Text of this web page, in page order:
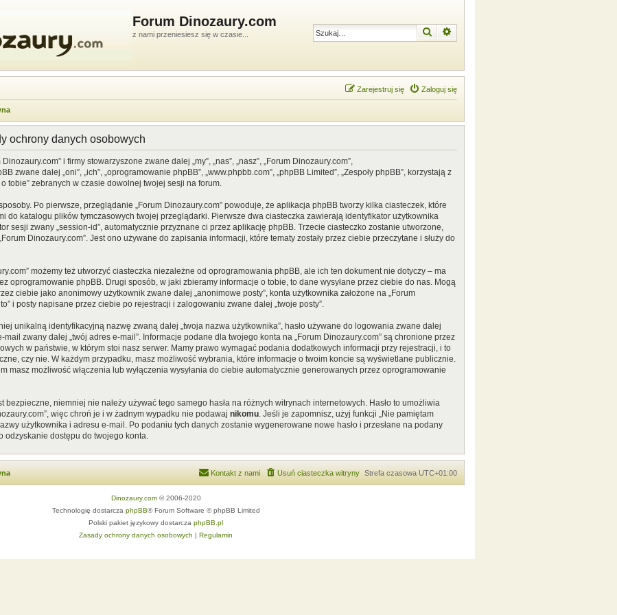
Forum Dinozaury.com
z nami przeniesiesz się w czasie... Szukaj
Zaloguj się
Zarejestruj się
ochrony danych osobowych
i firmy stowarzyszone zwane dalej „my”, „nas”, „nasz”, „Forum Dinozaury.com”,
zwane dalej „oni”, „ich”, „oprogramowanie phpBB”, „www.phpbb.com”, „phpBB Limited”, „Zespoły phpBB”, korzystają z
tobie” zebranych w czasie dowolnej twojej sesji na forum.
Po pierwsze, przeglądanie „Forum Dinozaury.com” powoduje, że aplikacja phpBB tworzy kilka ciasteczek, które
do katalogu plików tymczasowych twojej przeglądarki. Pierwsze dwa ciasteczka zawierają identyfikator użytkownika
sesji zwany „session-id”, automatycznie przyznane ci przez aplikację phpBB. Trzecie ciasteczko zostanie utworzone,
Dinozaury.com”. Jest ono używane do zapisania informacji, które tematy zostały przez ciebie przeczytane i służy do
możemy też utworzyć ciasteczka niezależne od oprogramowania phpBB, ale ich ten dokument nie dotyczy – ma
oprogramowanie phpBB. Drugi sposób, w jaki zbieramy informacje o tobie, to dane wysyłane przez ciebie do nas. Mogą
ciebie jako anonimowy użytkownik zwane dalej „anonimowe posty”, konta użytkownika założone na „Forum
i posty napisane przez ciebie po rejestracji i zalogowaniu zwane dalej „twoje posty”.
unikalną identyfikacyjną nazwę zwaną dalej „twoja nazwa użytkownika”, hasło używane do logowania zwane dalej
mail zwany dalej „twój adres e-mail”. Informacje podane dla twojego konta na „Forum Dinozaury.com” są chronione przez
w państwie, w którym stoi nasz serwer. Mamy prawo wymagać podania dodatkowych informacji przy rejestracji, i to
czy nie. W każdym przypadku, masz możliwość wybrania, które informacje o twoim koncie są wyświetlane publicznie.
masz możliwość włączenia lub wyłączenia wysyłania do ciebie automatycznie generowanych przez oprogramowanie
bezpieczne, niemniej nie należy używać tego samego hasła na różnych witrynach internetowych. Hasło to umożliwia
więc chroń je i w żadnym wypadku nie podawaj nikomu. Jeśli je zapomnisz, użyj funkcji „Nie pamiętam
użytkownika i adresu e-mail. Po podaniu tych danych zostanie wygenerowane nowe hasło i przesłane na podany
odzyskanie dostępu do twojego konta.
Strefa czasowa UTC+01:00
Usuń ciasteczka witryny
Kontakt z nami
Dinozaury.com© 2006-2020
Technologię dostarcza phpBB® Forum Software © phpBB Limited
Polski pakiet językowy dostarcza phpBB.pl
Zasady ochrony danych osobowych | Regulamin